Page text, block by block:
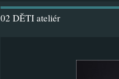
02 DĚTI ateliér